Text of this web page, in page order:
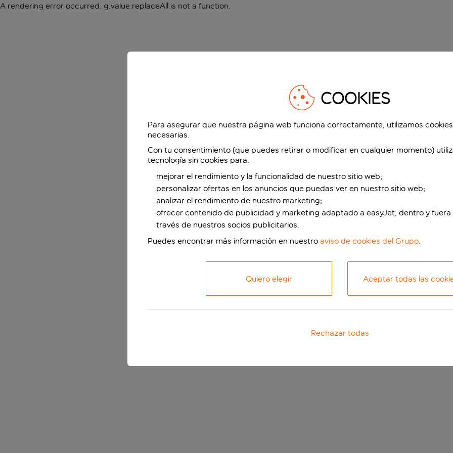
A rendering error occurred: g.value.replaceAll is not a function.
COOKIES
Para asegurar que nuestra página web funciona correctamente, utilizamos
necesarias.
Con tu consentimiento (que puedes retirar o modificar en cualquier momento)
tecnología sin cookies para:
mejorar el rendimiento y la funcionalidad de nuestro sitio web;
personalizar ofertas en los anuncios que puedas ver en nuestro sitio web;
analizar el rendimiento de nuestro marketing;
ofrecer contenido de publicidad y marketing adaptado a easyJet, dentro y
través de nuestros socios publicitarios.
Puedes encontrar más información en nuestro aviso de cookies del Grupo.
Quiero elegir Aceptar todas las
Rechazar todas